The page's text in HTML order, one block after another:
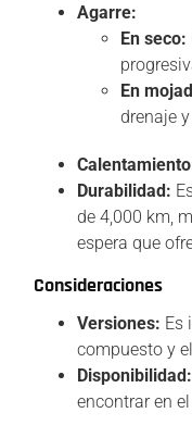
Agarre:
En seco:
En
drenaje
Durabilidad:
de 4,000 km,
espera que
Consideraciones
Versiones: Es
compuesto y
Disponibilidad:
encontrar en